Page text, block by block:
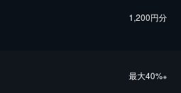
1,200円分
最⼤40%※